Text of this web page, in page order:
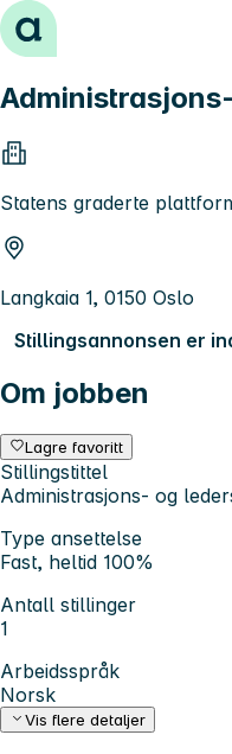
Hopp til innhold
Statens graderte
Langkaia 1, 0150 Oslo
Stillingsannonsen er
Om jobben
Lagre favoritt
Stillingstittel
Administrasjons- og
Type ansettelse
Fast, heltid 100%
Antall stillinger
1
Arbeidsspråk
Norsk
Vis flere detaljer